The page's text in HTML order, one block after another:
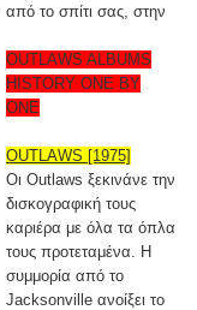
το σπίτι σας, στην
OUTLAWS ALBUMS
HISTORY ONE BY
ONE
OUTLAWS [1975]
Οι Outlaws ξεκινάνε την
δισκογραφική τους
καριέρα με όλα τα όπλα
τους προτεταμένα. Η
συμμορία από το
Jacksonville ανοίξει το